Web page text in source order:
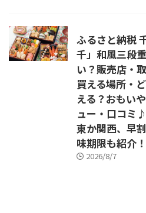
ふるさと納税
千」和風三段
い？販売店・
買える場所・
える？おもい
ュー・口コミ
東か関西、早
味期限も紹介！
2026/8/7